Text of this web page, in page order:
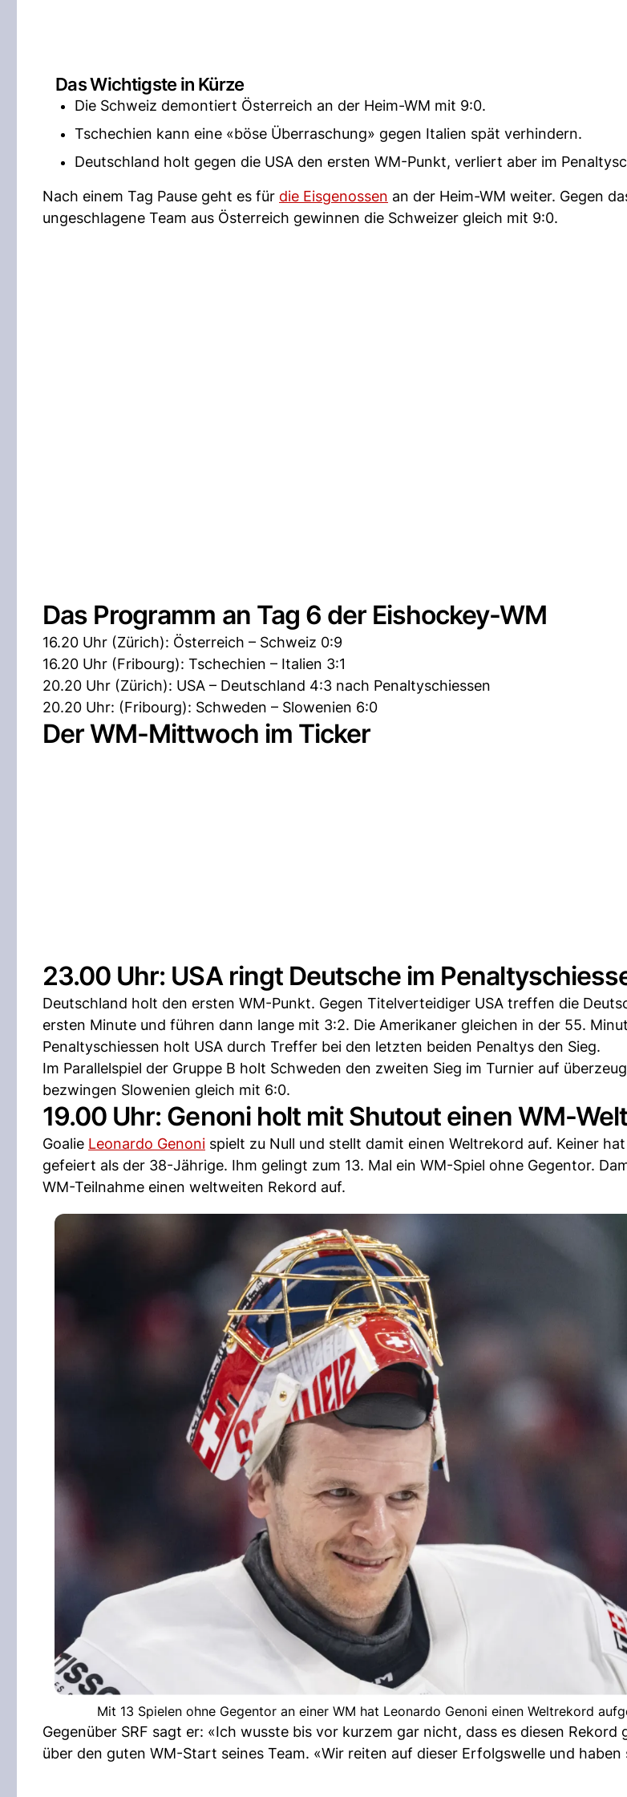
Das Wichtigste in Kürze
Die Schweiz demontiert Österreich an der Heim-WM mit 9:0.
Tschechien kann eine «böse Überraschung» gegen Italien spät verhindern.
Deutschland holt gegen die USA den ersten WM-Punkt, verliert aber im
Nach einem Tag Pause geht es für die Eisgenossen an der Heim-WM weiter. Gegen
ungeschlagene Team aus Österreich gewinnen die Schweizer gleich mit 9:0.
Das Programm an Tag 6 der Eishockey-WM
16.20 Uhr (Zürich): Österreich – Schweiz 0:9
16.20 Uhr (Fribourg): Tschechien – Italien 3:1
20.20 Uhr (Zürich): USA – Deutschland 4:3 nach Penaltyschiessen
20.20 Uhr: (Fribourg): Schweden – Slowenien 6:0
Der WM-Mittwoch im Ticker
23.00 Uhr: USA ringt Deutsche im
Deutschland holt den ersten WM-Punkt. Gegen Titelverteidiger USA treffen die
ersten Minute und führen dann lange mit 3:2. Die Amerikaner gleichen in der 55.
Penaltyschiessen holt USA durch Treffer bei den letzten beiden Penaltys den Sieg.
Im Parallelspiel der Gruppe B holt Schweden den zweiten Sieg im Turnier auf
bezwingen Slowenien gleich mit 6:0.
19.00 Uhr: Genoni holt mit Shutout einen WM-
Goalie Leonardo Genoni spielt zu Null und stellt damit einen Weltrekord auf. Keiner
gefeiert als der 38-Jährige. Ihm gelingt zum 13. Mal ein WM-Spiel ohne Gegentor.
WM-Teilnahme einen weltweiten Rekord auf.
Mit 13 Spielen ohne Gegentor an einer WM hat Leonardo Genoni einen Weltrekord
Gegenüber SRF sagt er: «Ich wusste bis vor kurzem gar nicht, dass es diesen Rekord
über den guten WM-Start seines Team. «Wir reiten auf dieser Erfolgswelle und haben